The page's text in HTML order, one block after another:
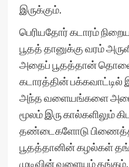
இருக்கும்.
பெரியதோர் கடாரம்
பூதத் தானுக்கு வரம்
அதைப் பூதத்தான்
கடாரத்தின்
அந்த வளையங்களை
மூலம் இரு கால்களிலும்
தண்டைகளோடு
பூதத்தானின் கழல்கள்
முடிவின் வளையம்